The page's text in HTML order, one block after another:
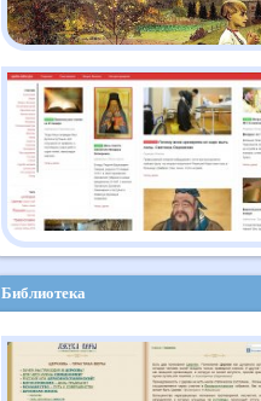
"Душа" №11 (183)
2025
Православный
"Душа" №10 (182)
октябрь 2025
Библиотека